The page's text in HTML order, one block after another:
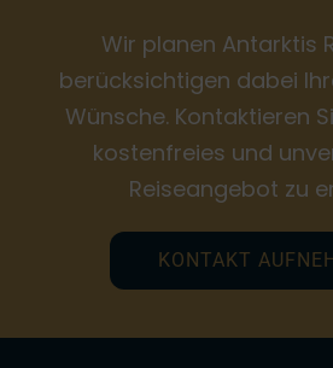
Wir planen Antarktis
berücksichtigen dabei
Wünsche. Kontaktieren
kostenfreies und
Reiseangebot zu
KONTAKT